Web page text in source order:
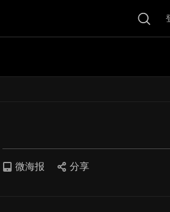
微海报 分享